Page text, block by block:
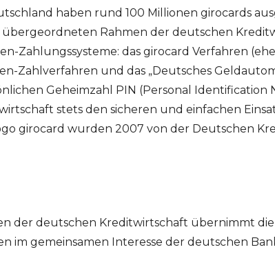
haben rund 100 Millionen girocards
übergeordneten Rahmen der deutschen
Zahlungssysteme: das girocard Verfahren
Zahlverfahren und das „Deutsches
Geheimzahl PIN (Personal Identification
stets den sicheren und einfachen
girocard wurden 2007 von der Deutschen
der deutschen Kreditwirtschaft übernimmt die
im gemeinsamen Interesse der deutschen